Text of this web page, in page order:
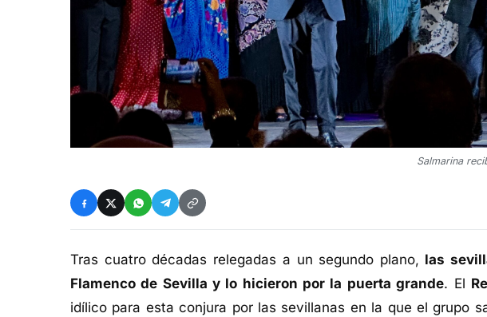
Salmarina
Tras cuatro décadas relegadas a un segundo plano, las
Flamenco de Sevilla y lo hicieron por la puerta grande. El
idílico para esta conjura por las sevillanas en la que el grupo